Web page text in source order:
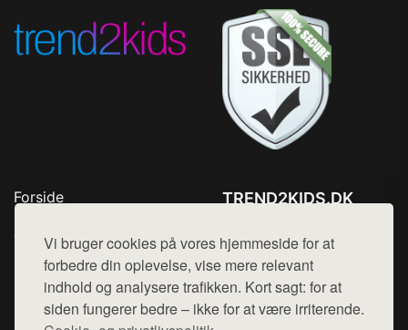
Vi bruger cookies på vores hjemmeside for at
forbedre din oplevelse, vise mere relevant
indhold og analysere trafikken. Kort sagt: for at
siden fungerer bedre – ikke for at være irriterende.
Forside
Top Rabatter
Blog
Kontakt
TREND2KIDS.DK
Mail: hej@want.dk
Cookie- og privatlivspolitik